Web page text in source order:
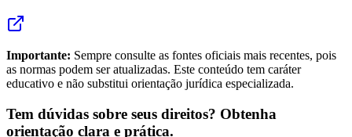
Importante: Sempre consulte as fontes oficiais mais recentes, pois
as normas podem ser atualizadas. Este conteúdo tem caráter
educativo e não substitui orientação jurídica especializada.
Tem dúvidas sobre seus direitos? Obtenha
orientação clara e prática.